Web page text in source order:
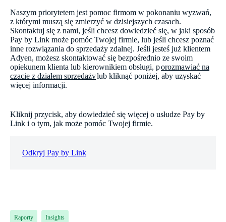
Naszym priorytetem jest pomoc firmom w pokonaniu wyzwań,
z którymi muszą się zmierzyć w dzisiejszych czasach.
Skontaktuj się z nami, jeśli chcesz dowiedzieć się, w jaki sposób
Pay by Link może pomóc Twojej firmie, lub jeśli chcesz poznać
inne rozwiązania do sprzedaży zdalnej. Jeśli jesteś już klientem
Adyen, możesz skontaktować się bezpośrednio ze swoim
opiekunem klienta lub kierownikiem obsługi, porozmawiać na
czacie z działem sprzedażylub kliknąć poniżej, aby uzyskać
więcej informacji.
Kliknij przycisk, aby dowiedzieć się więcej o usłudze Pay by
Link i o tym, jak może pomóc Twojej firmie.
Odkryj Pay by Link
Raporty Insights